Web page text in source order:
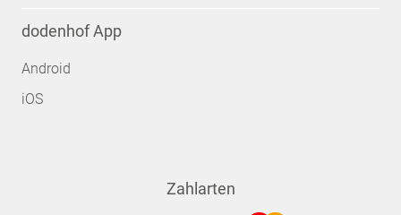
dodenhof App
Android
iOS
Zahlarten